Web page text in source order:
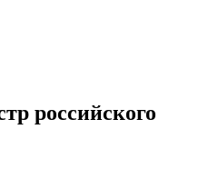
российского